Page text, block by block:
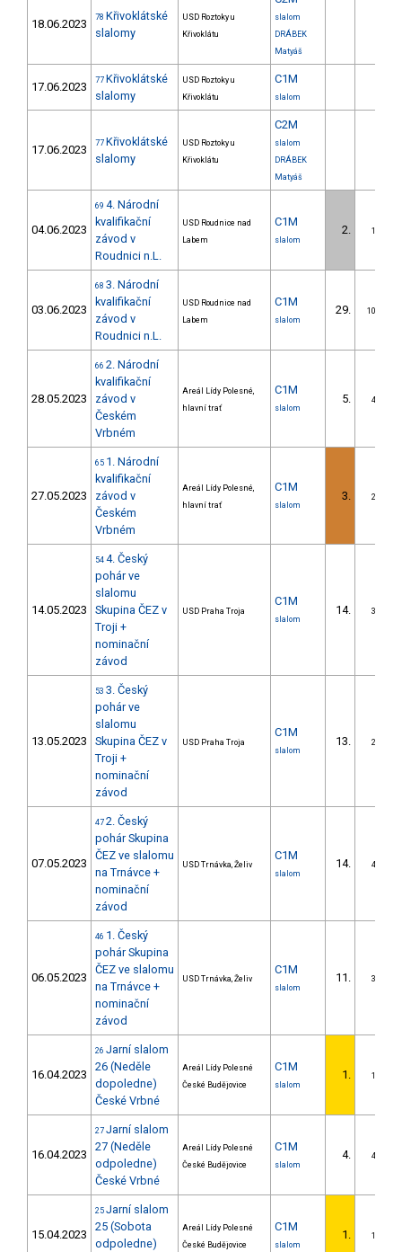
18.06.2023 78 Křivoklátské
slalomy
USD Roztoky u
Křivoklátu
slalom
DRÁBEK
Matyáš
17.06.2023 77 Křivoklátské
slalomy
USD Roztoky u
Křivoklátu
C1M
slalom
17.06.2023 77 Křivoklátské
slalomy
USD Roztoky u
Křivoklátu
C2M
slalom
DRÁBEK
Matyáš
04.06.2023
69 4. Národní
kvalifikační
závod v
Roudnici n.L.
USD Roudnice nad
Labem
C1M
slalom
2. 1/DS
03.06.2023
68 3. Národní
kvalifikační
závod v
Roudnici n.L.
USD Roudnice nad
Labem
C1M
slalom
29. 10/DS
28.05.2023
66 2. Národní
kvalifikační
závod v
Českém
Vrbném
Areál Lídy Polesné,
hlavní trať
C1M
slalom
5. 4/DS
27.05.2023
65 1. Národní
kvalifikační
závod v
Českém
Vrbném
Areál Lídy Polesné,
hlavní trať
C1M
slalom
3. 2/DS
14.05.2023
54 4. Český
pohár ve
slalomu
Skupina ČEZ v
Troji +
nominační
závod
USD Praha Troja
C1M
slalom
14. 3/DS
13.05.2023
53 3. Český
pohár ve
slalomu
Skupina ČEZ v
Troji +
nominační
závod
USD Praha Troja
C1M
slalom
13. 2/DS
07.05.2023
47 2. Český
pohár Skupina
ČEZ ve slalomu
na Trnávce +
nominační
závod
USD Trnávka, Želiv
C1M
slalom
14. 4/DS
06.05.2023
46 1. Český
pohár Skupina
ČEZ ve slalomu
na Trnávce +
nominační
závod
USD Trnávka, Želiv
C1M
slalom
11. 3/DS
16.04.2023
26 Jarní slalom
26 (Neděle
dopoledne)
České Vrbné
Areál Lídy Polesné
České Budějovice
C1M
slalom
1. 1/DS
16.04.2023
27 Jarní slalom
27 (Neděle
odpoledne)
České Vrbné
Areál Lídy Polesné
České Budějovice
C1M
slalom
4. 4/DS
15.04.2023
25 Jarní slalom
25 (Sobota
odpoledne)
Areál Lídy Polesné
České Budějovice
C1M
slalom
1. 1/DS